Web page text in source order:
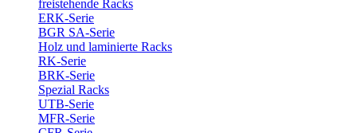
freistehende Racks
ERK-Serie
BGR SA-Serie
Holz und laminierte Racks
RK-Serie
BRK-Serie
Spezial Racks
UTB-Serie
MFR-Serie